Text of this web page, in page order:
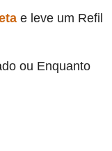
e leve um Refil
ou Enquanto